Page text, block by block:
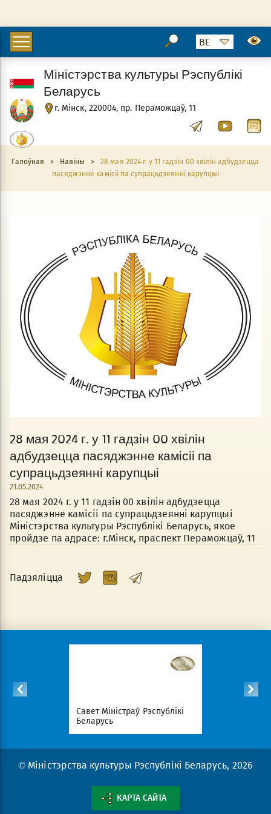
г. Мінск, 220004, пр. Пераможцаў, 11
Міністэрства культуры Рэспублікі
Беларусь
Галоўная > Навіны >
28 мая 2024 г. у 11 гадзін 00 хвілін адбудзецца
пасяджэнне камісіі па супрацьдзеянні карупцыі
28 мая 2024 г. у 11 гадзін 00 хвілін
адбудзецца пасяджэнне камісіі па
супрацьдзеянні карупцыі
21.05.2024
28 мая 2024 г. у 11 гадзін 00 хвілін адбудзецца
пасяджэнне камісіі па супрацьдзеянні карупцыі
Міністэрства культуры Рэспублікі Беларусь, якое
пройдзе па адрасе: г.Мінск, праспект Пераможцаў, 11
Падзяліцца
Савет Міністраў Рэспублікі
Беларусь
© Міністэрства культуры Рэспублікі Беларусь, 2026
КАРТА САЙТА